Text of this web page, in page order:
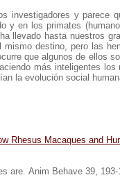
investigadores y
y en los primates
llevado hasta nuestros
destino, pero las
que algunos de ellos
más inteligentes
la evolución social
Rhesus Macaques and
are. Anim Behave 39, 193-